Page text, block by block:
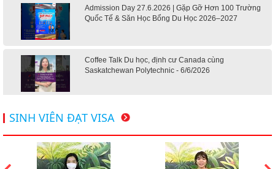
Admission Day 27.6.2026 | Gặp Gỡ Hơn 100 Trường
Quốc Tế & Săn Học Bổng Du Học 2026–2027
Coffee Talk Du học, định cư Canada cùng
Saskatchewan Polytechnic - 6/6/2026
Hội thảo du học Mỹ 18.4.2026 - Đại học Mỹ học phí
dưới 20k/ năm
Du học Mỹ 2026 - Lấy bằng cử nhân lúc 20 tuổi cùng
SINH VIÊN ĐẠT VISA